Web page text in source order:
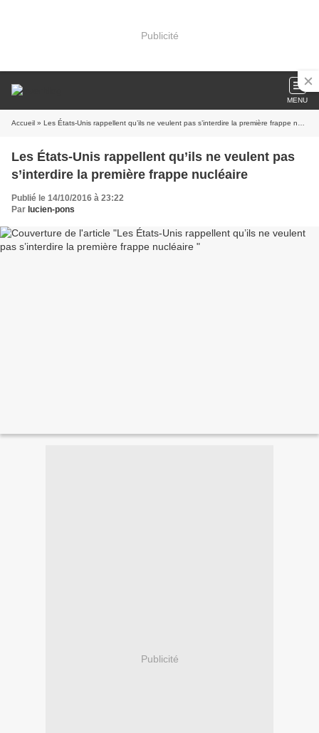
Publicité
MENU
Accueil » Les États-Unis rappellent qu’ils ne veulent pas s’interdire la première frappe nucléaire
Les États-Unis rappellent qu’ils ne veulent pas
s’interdire la première frappe nucléaire
Publié le 14/10/2016 à 23:22
Par lucien-pons
Publicité